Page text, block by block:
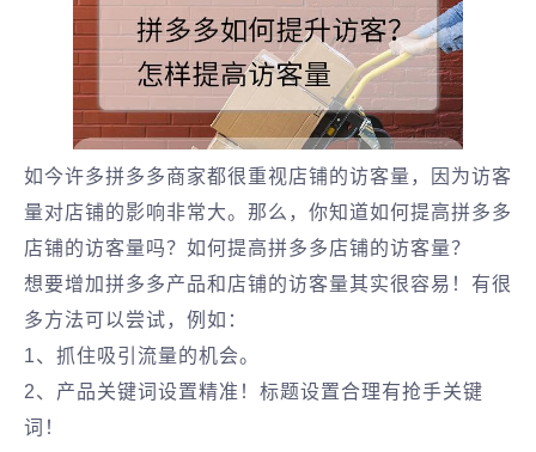
如今许多拼多多商家都很重视店铺的访客量，因为访客
量对店铺的影响非常大。那么，你知道如何提高拼多多
店铺的访客量吗？如何提高拼多多店铺的访客量？
想要增加拼多多产品和店铺的访客量其实很容易！有很
多方法可以尝试，例如：
1、抓住吸引流量的机会。
2、产品关键词设置精准！标题设置合理有抢手关键
词！